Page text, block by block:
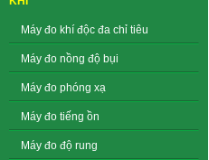
Máy đo khí độc đa chỉ tiêu
Máy đo nồng độ bụi
Máy đo phóng xạ
Máy đo tiếng ồn
Máy đo độ rung